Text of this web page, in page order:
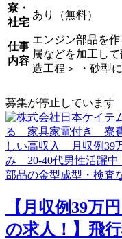
寮・
社宅
あり（無料）
仕事
内容
エンジン部品を
属などを加工し
造工程＞ ・砂型
募集が停止しています
【月収例39万
の求人！】飛